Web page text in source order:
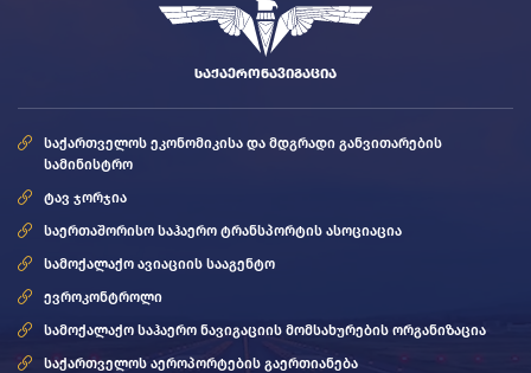
ᲡᲐᲥᲐᲔᲠᲝᲜᲐᲕᲘᲒᲐᲪᲘᲐ
საქართველოს ეკონომიკისა და მდგრადი განვითარების
სამინისტრო
ტავ ჯორჯია
საერთაშორისო საჰაერო ტრანსპორტის ასოციაცია
სამოქალაქო ავიაციის სააგენტო
ევროკონტროლი
სამოქალაქო საჰაერო ნავიგაციის მომსახურების ორგანიზაცია
საქართველოს აეროპორტების გაერთიანება